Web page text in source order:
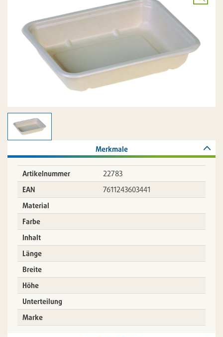
Merkmale
Artikelnummer
22783
EAN
7611243603441
Material
Farbe
Inhalt
Länge
Breite
Höhe
Unterteilung
Marke